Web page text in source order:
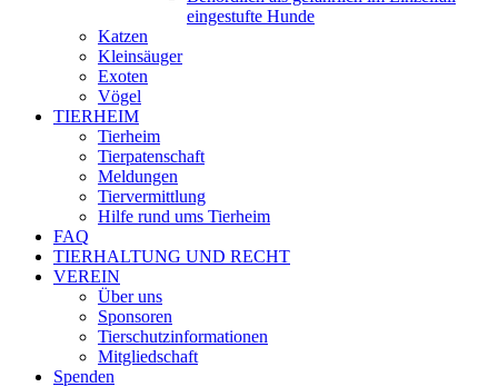
eingestufte Hunde
Katzen
Kleinsäuger
Exoten
Vögel
TIERHEIM
Tierheim
Tierpatenschaft
Meldungen
Tiervermittlung
Hilfe rund ums Tierheim
FAQ
TIERHALTUNG UND RECHT
VEREIN
Über uns
Sponsoren
Tierschutzinformationen
Mitgliedschaft
Spenden